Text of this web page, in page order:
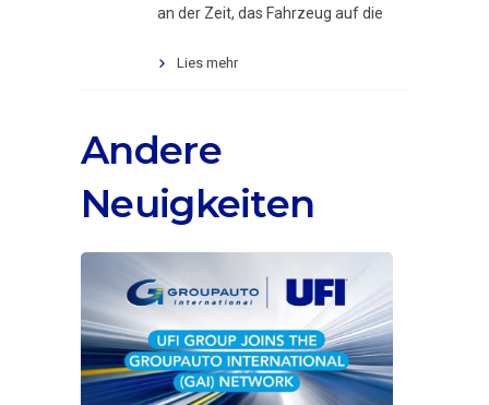
an der Zeit, das Fahrzeug auf die
Lies mehr
Andere
Neuigkeiten